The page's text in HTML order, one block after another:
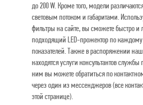
до 200 W. Кроме того, модели
световым потоком и габаритами.
фильтры на сайте, вы сможете быстро и
подходящий LED-прожектор по
показателей. Также в распоряжении
находятся услуги консультантов
ним вы можете обратиться по
через один из мессенджеров (все
этой странице).